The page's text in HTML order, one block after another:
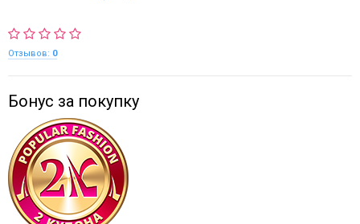
Отзывов: 0
Бонус за покупку